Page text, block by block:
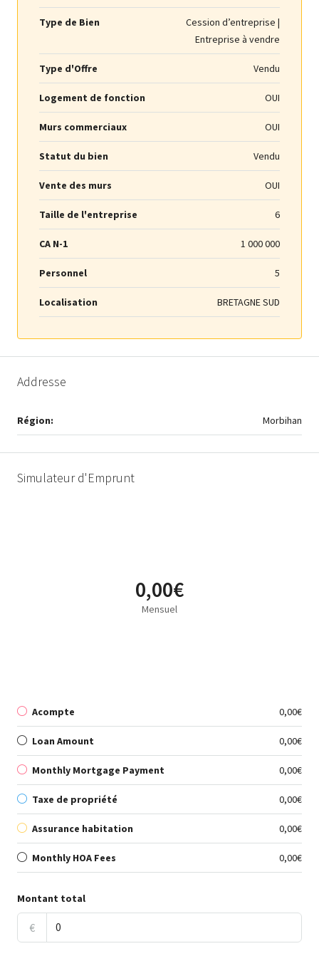
Type de Bien
Cession d’entreprise |
Entreprise à vendre
Type d'Offre Vendu
Logement de fonction OUI
Murs commerciaux OUI
Statut du bien Vendu
Vente des murs OUI
Taille de l'entreprise 6
CA N-1 1 000 000
Personnel 5
Localisation BRETAGNE SUD
Addresse
Région: Morbihan
Simulateur d'Emprunt
0,00€
Mensuel
Acompte 0,00€
Loan Amount 0,00€
Monthly Mortgage Payment 0,00€
Taxe de propriété 0,00€
Assurance habitation 0,00€
Monthly HOA Fees 0,00€
Montant total
€